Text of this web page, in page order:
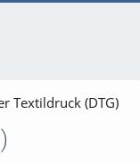
Textildruck (DTG)